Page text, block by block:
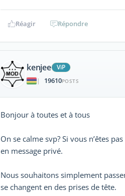
Réagir Répondre
kenjee
ViP
|
19610POSTS
Bonjour à toutes et à tous
On se calme svp? Si vous n’êtes
en message privé.
Nous souhaitons simplement
se changent en des prises de tête.